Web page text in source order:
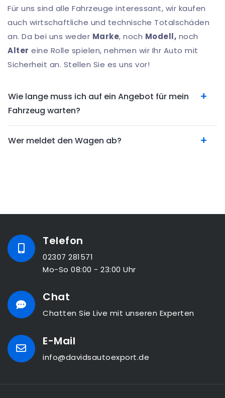
Für uns sind alle Fahrzeuge interessant, wir kaufen
auch wirtschaftliche und technische Totalschäden
an. Da bei uns weder Marke, noch Modell, noch
Alter eine Rolle spielen, nehmen wir Ihr Auto mit
Sicherheit an. Stellen Sie es uns vor!
Wie lange muss ich auf ein Angebot für mein
Fahrzeug warten?
Wer meldet den Wagen ab?
Telefon
02307 281571
Mo-So 08:00 - 23:00 Uhr
Chat
Chatten Sie Live mit unseren Experten
E-Mail
info@davidsautoexport.de